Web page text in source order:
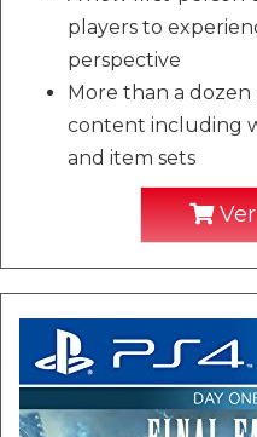
players to
perspective
More than a
content including
and item sets